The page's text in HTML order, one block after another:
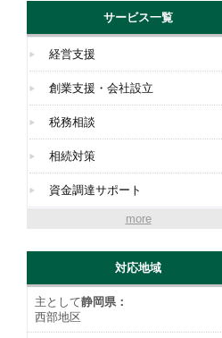
サービス一覧
経営支援
創業支援・会社設立
税務相談
相続対策
資金調達サポート
more
対応地域
主として静岡県：
西部地区